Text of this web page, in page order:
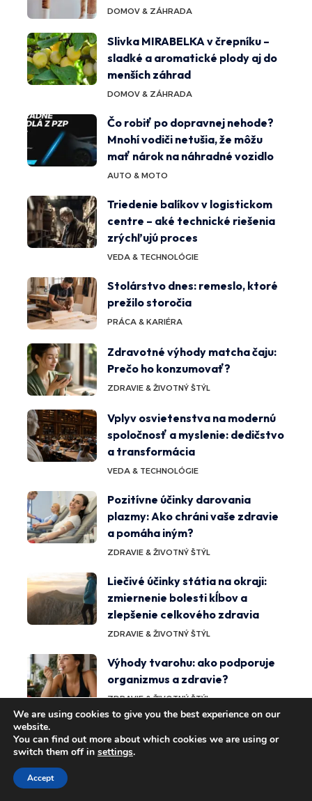
DOMOV & ZÁHRADA
Slivka MIRABELKA v črepníku –
sladké a aromatické plody aj do
menších záhrad
DOMOV & ZÁHRADA
Čo robiť po dopravnej nehode?
Mnohí vodiči netušia, že môžu
mať nárok na náhradné vozidlo
AUTO & MOTO
Triedenie balíkov v logistickom
centre – aké technické riešenia
zrýchľujú proces
VEDA & TECHNOLÓGIE
Stolárstvo dnes: remeslo, ktoré
prežilo storočia
PRÁCA & KARIÉRA
Zdravotné výhody matcha čaju:
Prečo ho konzumovať?
ZDRAVIE & ŽIVOTNÝ ŠTÝL
Vplyv osvietenstva na modernú
spoločnosť a myslenie: dedičstvo
a transformácia
VEDA & TECHNOLÓGIE
Pozitívne účinky darovania
plazmy: Ako chráni vaše zdravie
a pomáha iným?
ZDRAVIE & ŽIVOTNÝ ŠTÝL
Liečivé účinky státia na okraji:
zmiernenie bolesti kĺbov a
zlepšenie celkového zdravia
ZDRAVIE & ŽIVOTNÝ ŠTÝL
Výhody tvarohu: ako podporuje
organizmus a zdravie?
ZDRAVIE & ŽIVOTNÝ ŠTÝL
podporujú vaše telo a zdravie?
We are using cookies to give you the best experience on our
website.
You can find out more about which cookies we are using or
switch them off in settings.
Accept